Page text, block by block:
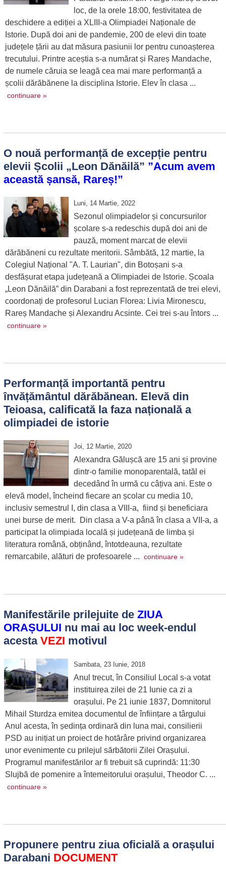
loc, de la orele 18:00, festivitatea de
deschidere a ediției a XLIII-a Olimpiadei Naționale de
Istorie. După doi ani de pandemie, 200 de elevi din toate
județele țării au dat măsura pasiunii lor pentru cunoașterea
trecutului. Printre aceștia s-a numărat și Rareș Mandache,
de numele căruia se leagă cea mai mare performanță a
școlii dărăbănene la disciplina Istorie. Elev în clasa ...
continuare »
O nouă performanță de excepție pentru
elevii Școlii „Leon Dănăilă” ”Acum avem
această șansă, Rareș!”
Luni, 14 Martie, 2022
Sezonul olimpiadelor și concursurilor
școlare s-a redeschis după doi ani de
pauză, moment marcat de elevii
dărăbăneni cu rezultate meritorii. Sâmbătă, 12 martie, la
Colegiul Național "A. T. Laurian", din Botoșani s-a
desfășurat etapa județeană a Olimpiadei de Istorie. Școala
„Leon Dănăilă” din Darabani a fost reprezentată de trei elevi,
coordonați de profesorul Lucian Florea: Livia Mironescu,
Rareș Mandache și Alexandru Acsinte. Cei trei s-au întors ...
continuare »
Performanță importantă pentru
învățământul dărăbănean. Elevă din
Teioasa, calificată la faza națională a
olimpiadei de istorie
Joi, 12 Martie, 2020
Alexandra Gălușcă are 15 ani și provine
dintr-o familie monoparentală, tatăl ei
decedând în urmă cu câțiva ani. Este o
elevă model, încheind fiecare an școlar cu media 10,
inclusiv semestrul I, din clasa a VIII-a, fiind și beneficiara
unei burse de merit. Din clasa a V-a până în clasa a VII-a, a
participat la olimpiada locală și județeană de limba și
literatura română, obținând, întotdeauna, rezultate
remarcabile, alături de profesoarele ... continuare »
Manifestările prilejuite de ZIUA
ORAȘULUI nu mai au loc week-endul
acesta VEZI motivul
Sambata, 23 Iunie, 2018
Anul trecut, în Consiliul Local s-a votat
instituirea zilei de 21 Iunie ca zi a
orașului. Pe 21 iunie 1837, Domnitorul
Mihail Sturdza emitea documentul de înființare a târgului
Anul acesta, în ședința ordinară din luna mai, consilierii
PSD au inițiat un proiect de hotărâre privind organizarea
unor evenimente cu prilejul sărbătorii Zilei Orașului.
Programul manifestărilor ar fi trebuit să cuprindă: 11:30
Slujbă de pomenire a întemeitorului orașului, Theodor C. ...
continuare »
Propunere pentru ziua oficială a orașului
Darabani DOCUMENT